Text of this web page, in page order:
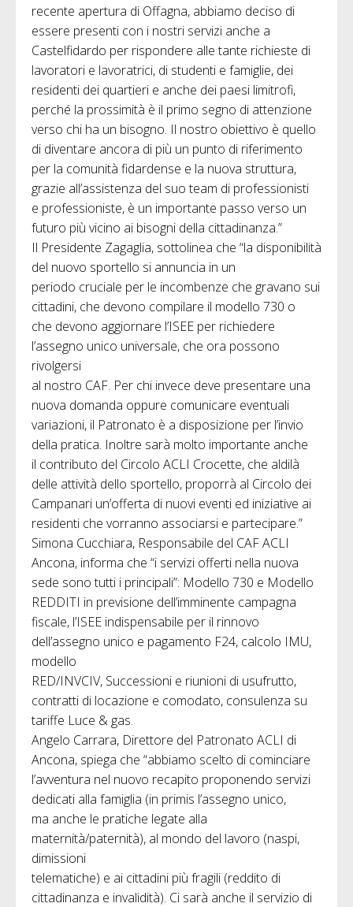
recente apertura di Offagna, abbiamo deciso di
essere presenti con i nostri servizi anche a
Castelfidardo per rispondere alle tante richieste di
lavoratori e lavoratrici, di studenti e famiglie, dei
residenti dei quartieri e anche dei paesi limitrofi,
perché la prossimità è il primo segno di attenzione
verso chi ha un bisogno. Il nostro obiettivo è quello
di diventare ancora di più un punto di riferimento
per la comunità fidardense e la nuova struttura,
grazie all’assistenza del suo team di professionisti
e professioniste, è un importante passo verso un
futuro più vicino ai bisogni della cittadinanza.”
Il Presidente Zagaglia, sottolinea che “la disponibilità
del nuovo sportello si annuncia in un
periodo cruciale per le incombenze che gravano sui
cittadini, che devono compilare il modello 730 o
che devono aggiornare l’ISEE per richiedere
l’assegno unico universale, che ora possono
rivolgersi
al nostro CAF. Per chi invece deve presentare una
nuova domanda oppure comunicare eventuali
variazioni, il Patronato è a disposizione per l’invio
della pratica. Inoltre sarà molto importante anche
il contributo del Circolo ACLI Crocette, che aldilà
delle attività dello sportello, proporrà al Circolo dei
Campanari un’offerta di nuovi eventi ed iniziative ai
residenti che vorranno associarsi e partecipare.”
Simona Cucchiara, Responsabile del CAF ACLI
Ancona, informa che “i servizi offerti nella nuova
sede sono tutti i principali”: Modello 730 e Modello
REDDITI in previsione dell’imminente campagna
fiscale, l’ISEE indispensabile per il rinnovo
dell’assegno unico e pagamento F24, calcolo IMU,
modello
RED/INVCIV, Successioni e riunioni di usufrutto,
contratti di locazione e comodato, consulenza su
tariffe Luce & gas.
Angelo Carrara, Direttore del Patronato ACLI di
Ancona, spiega che “abbiamo scelto di cominciare
l’avventura nel nuovo recapito proponendo servizi
dedicati alla famiglia (in primis l’assegno unico,
ma anche le pratiche legate alla
maternità/paternità), al mondo del lavoro (naspi,
dimissioni
telematiche) e ai cittadini più fragili (reddito di
cittadinanza e invalidità). Ci sarà anche il servizio di